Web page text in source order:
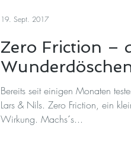
Zero Friction –
Bereits seit einigen Monaten
Lars & Nils. Zero Friction, ein
Wirkung. Machs´s...
19. Sept. 2017